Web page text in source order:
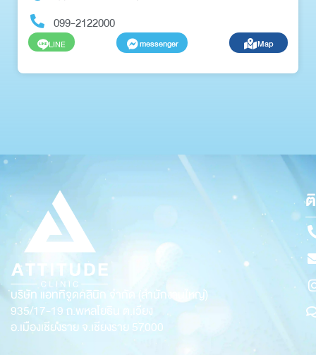
099-2122000
LINE messenger Map
บริษัท แอททิจูดคลินิก จำกัด (สำนักงานใหญ่)
935/17-19 ถ.พหลโยธิน ต.เวียง
อ.เมืองเชียงราย จ.เชียงราย 57000